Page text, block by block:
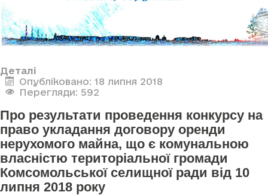
Деталі
Опубліковано: 18 липня 2018
Перегляди: 592
Про результати проведення конкурсу на
право укладання договору оренди
нерухомого майна, що є комунальною
власністю територіальної громади
Комсомольської селищної ради від 10
липня 2018 року